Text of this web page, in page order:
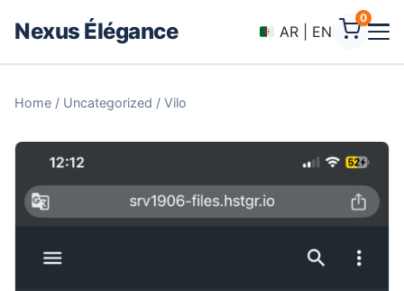
Nexus Élégance AR | EN
0
Home / Uncategorized / Vilo